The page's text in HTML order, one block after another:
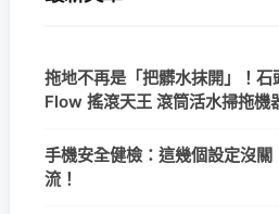
拖地不再是「把髒水抹開」！
Flow 搖滾天王 滾筒活水掃拖機
手機安全健檢：這幾個設定沒
流！